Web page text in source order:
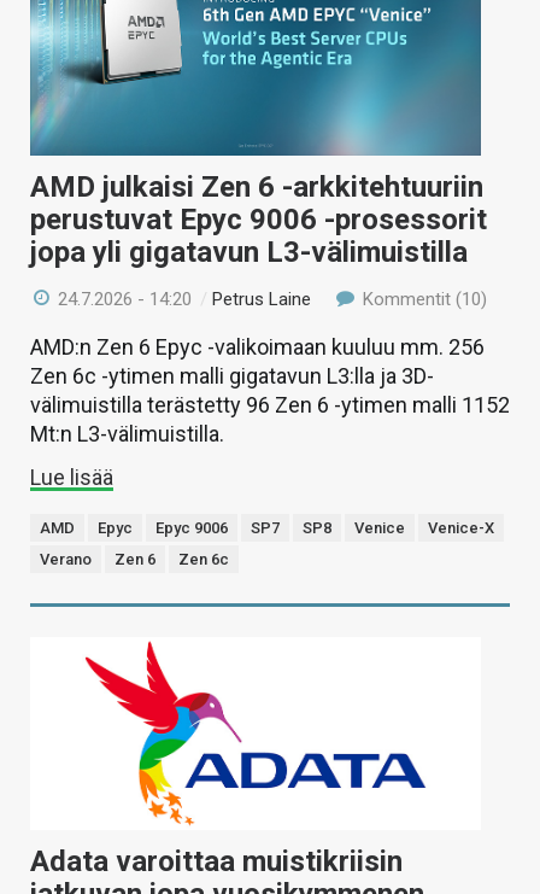
AMD julkaisi Zen 6 -arkkitehtuuriin
perustuvat Epyc 9006 -prosessorit
jopa yli gigatavun L3-välimuistilla
24.7.2026 - 14:20 /Petrus Laine Kommentit (10)
AMD:n Zen 6 Epyc -valikoimaan kuuluu mm. 256
Zen 6c -ytimen malli gigatavun L3:lla ja 3D-
välimuistilla terästetty 96 Zen 6 -ytimen malli 1152
Mt:n L3-välimuistilla.
Lue lisää
AMD Epyc Epyc 9006 SP7 SP8 Venice
Venice-X
Verano
Zen 6 Zen 6c
Adata varoittaa muistikriisin